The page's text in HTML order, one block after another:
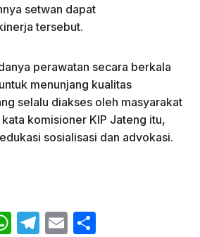
setwan dapat
tersebut.
perawatan secara berkala
menunjang kualitas
selalu diakses oleh masyarakat
komisioner KIP Jateng itu,
sosialisasi dan advokasi.
W T
E